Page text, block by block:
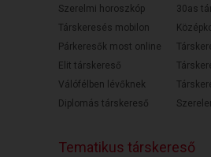
Szerelmi horoszkóp
Társkeresés mobilon
Párkeresők most online
Elit társkereső
Válófélben lévőknek
Diplomás társkereső
30as
Tematikus társkereső